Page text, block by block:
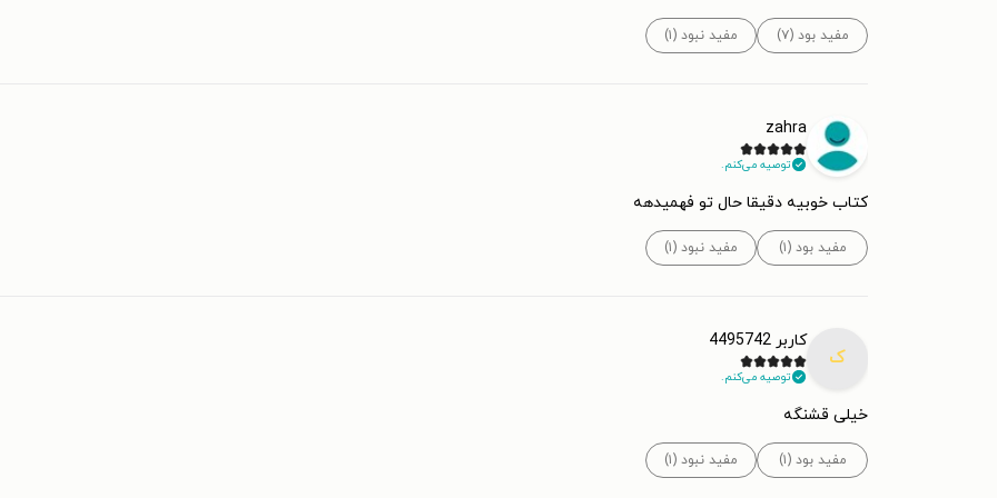
مفید بود (۷) مفید نبود (۱)
zahra
توصیه می‌کنم.
کتاب خوبیه دقیقا حال تو فهمیدهه
مفید بود (۱) مفید نبود (۱)
ک
کاربر 4495742
توصیه می‌کنم.
خیلی قشنگه
مفید بود (۱) مفید نبود (۱)